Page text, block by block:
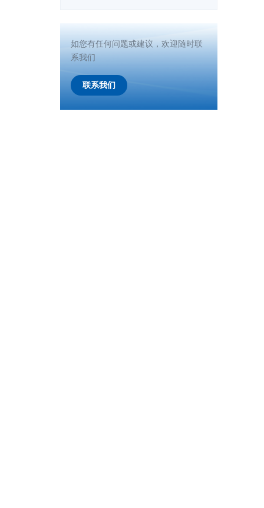
如您有任何问题或建议，欢迎随时联
系我们
联系我们